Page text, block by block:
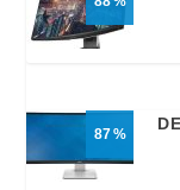
87